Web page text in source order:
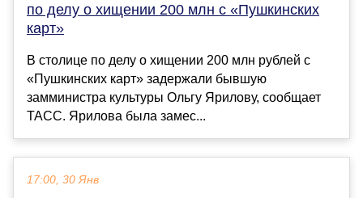
по делу о хищении 200 млн с «Пушкинских
карт»
В столице по делу о хищении 200 млн рублей с
«Пушкинских карт» задержали бывшую
замминистра культуры Ольгу Ярилову, сообщает
ТАСС. Ярилова была замес...
17:00, 30 Янв